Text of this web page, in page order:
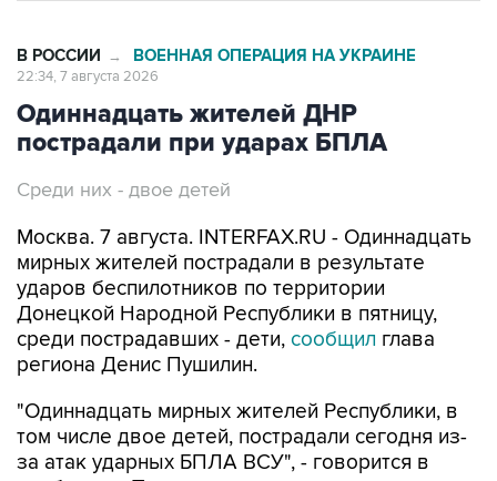
Одиннадцать жителей ДНР
пострадали при ударах БПЛА
Среди них - двое детей
Москва. 7 августа. INTERFAX.RU - Одиннадцать
ударов беспилотников по территории
Донецкой Народной Республики в пятницу,
среди пострадавших - дети,сообщилглава
региона Денис Пушилин.
"Одиннадцать мирных жителей Республики, в
за атак ударных БПЛА ВСУ", - говорится в
сообщении Пушилина, распространенном в
пятницу его пресс-службой.